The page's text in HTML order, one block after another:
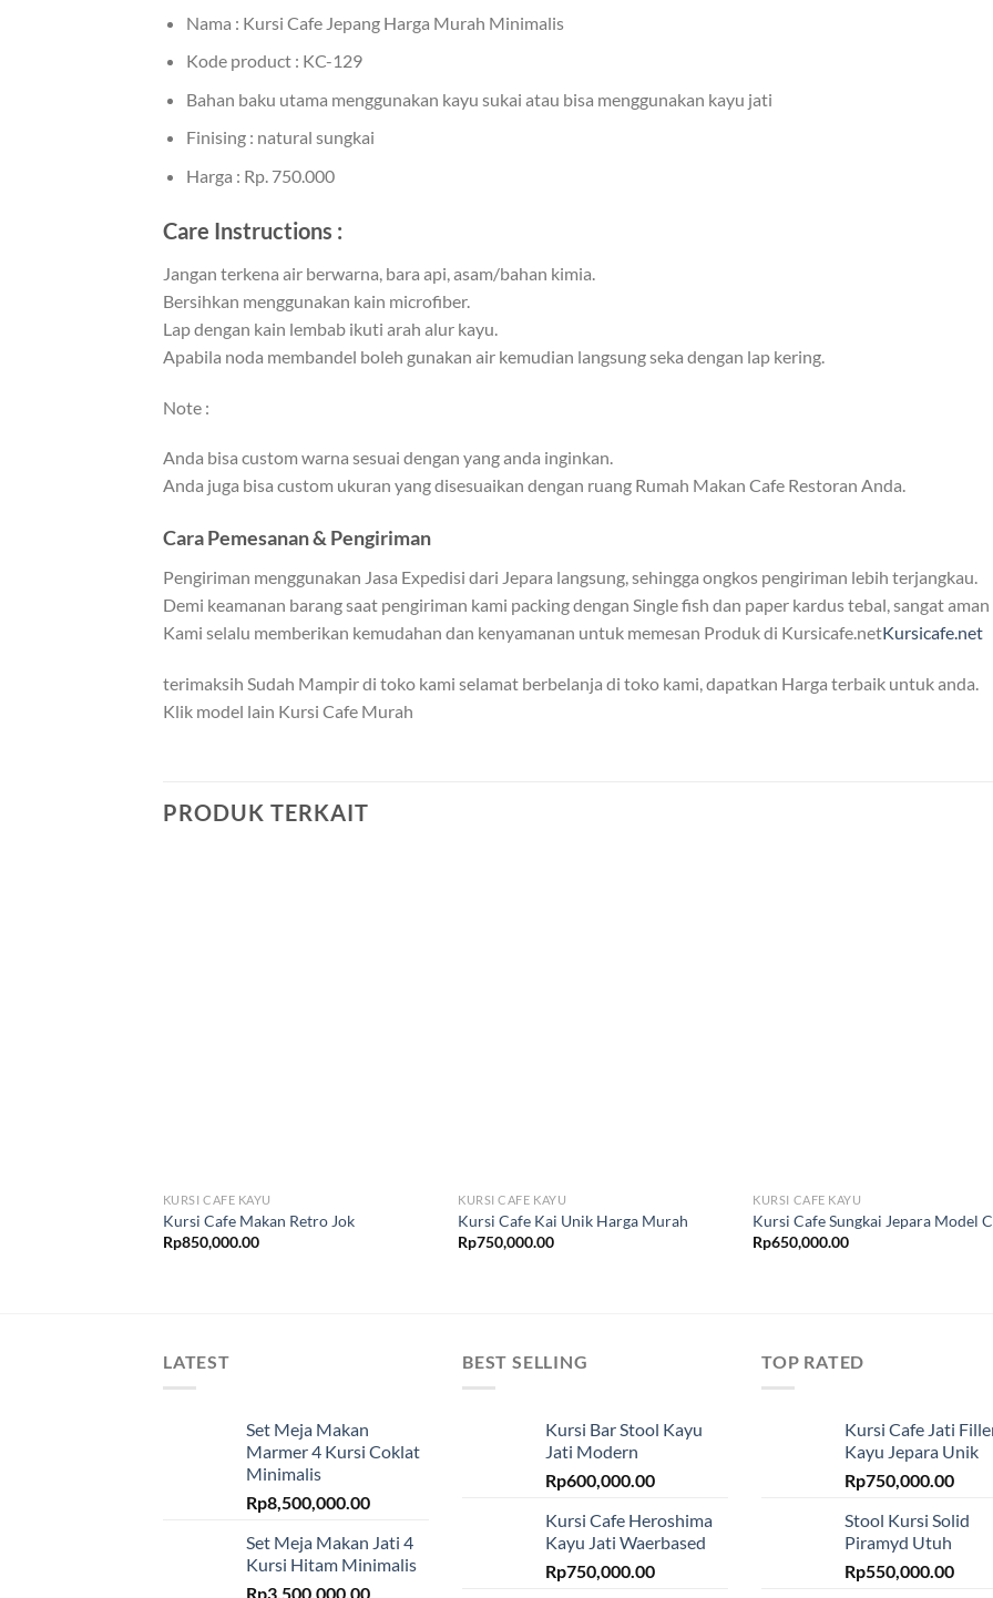
Nama : Kursi Cafe Jepang Harga Murah Minimalis
Kode product : KC-129
Bahan baku utama menggunakan kayu sukai atau bisa menggunakan kayu jati
Finising : natural sungkai
Harga : Rp. 750.000
Care Instructions :
Jangan terkena air berwarna, bara api, asam/bahan kimia.
Bersihkan menggunakan kain microfiber.
Lap dengan kain lembab ikuti arah alur kayu.
Apabila noda membandel boleh gunakan air kemudian langsung seka dengan lap kering.
Note :
Anda bisa custom warna sesuai dengan yang anda inginkan.
Anda juga bisa custom ukuran yang disesuaikan dengan ruang Rumah Makan Cafe Restoran Anda.
Cara Pemesanan & Pengiriman
Pengiriman menggunakan Jasa Expedisi dari Jepara langsung, sehingga ongkos pengiriman lebih terjangkau.
Demi keamanan barang saat pengiriman kami packing dengan Single fish dan paper kardus tebal, sangat
Kami selalu memberikan kemudahan dan kenyamanan untuk memesan Produk di Kursicafe.netKursicafe.net
terimaksih Sudah Mampir di toko kami selamat berbelanja di toko kami, dapatkan Harga terbaik untuk anda.
Klik model lain Kursi Cafe Murah
PRODUK TERKAIT
KURSI CAFE KAYU
Kursi Cafe Makan Retro Jok
Rp850,000.00
KURSI CAFE KAYU
Kursi Cafe Kai Unik Harga Murah
Rp750,000.00
KURSI CAFE KAYU
Kursi Cafe Sungkai Jepara Model C
Rp650,000.00
LATEST
Set Meja Makan
Marmer 4 Kursi Coklat
Minimalis
Rp8,500,000.00
Set Meja Makan Jati 4
Kursi Hitam Minimalis
Rp3,500,000.00
BEST SELLING
Kursi Bar Stool Kayu
Jati Modern
Rp600,000.00
Kursi Cafe Heroshima
Kayu Jati Waerbased
Rp750,000.00
TOP RATED
Kursi Cafe Jati
Kayu Jepara Unik
Rp750,000.00
Stool Kursi Solid
Piramyd Utuh
Rp550,000.00